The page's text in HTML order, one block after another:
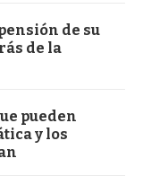
de su
de la
pueden
y los